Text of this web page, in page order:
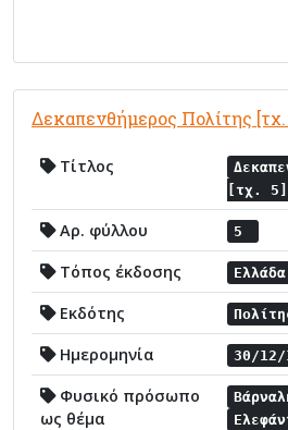
Δεκαπενθήμερος Πολίτης [τχ.
Τίτλος
[τχ. 5]
Αρ. φύλλου 5
Τόπος έκδοσης
Εκδότης
Ημερομηνία 30/12/
Φυσικό πρόσωπο
ως θέμα